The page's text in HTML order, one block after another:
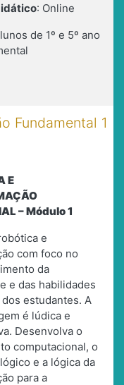
: Online
de 1º e 5º ano
Fundamental 1
E
– Módulo 1
e
com foco no
da
e das habilidades
estudantes. A
é lúdica e
Desenvolva o
computacional, o
e a lógica da
para a